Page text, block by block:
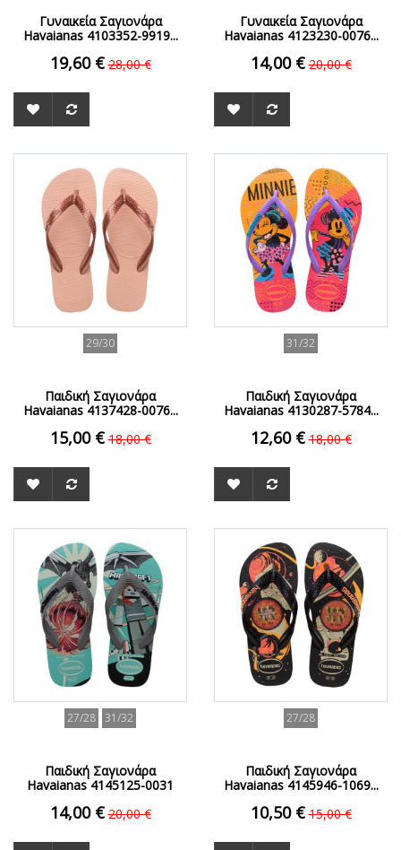
Γυναικεία Σαγιονάρα
Havaianas 4103352-9919...
19,60 € 28,00 €
Γυναικεία Σαγιονάρα
Havaianas 4123230-0076...
14,00 € 20,00 €
29/30
Παιδική Σαγιονάρα
Havaianas 4137428-0076...
15,00 € 18,00 €
ΟFFER
31/32
Παιδική Σαγιονάρα
Havaianas 4130287-5784...
12,60 € 18,00 €
ΟFFER
27/28 31/32
Παιδική Σαγιονάρα
Havaianas 4145125-0031
14,00 € 20,00 €
ΟFFER
27/28
Παιδική Σαγιονάρα
Havaianas 4145946-1069...
10,50 € 15,00 €